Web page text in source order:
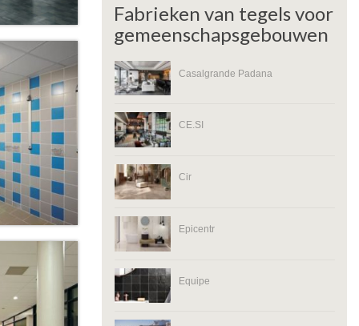
Fabrieken van tegels voor
gemeenschapsgebouwen
Casalgrande Padana
CE.SI
Cir
Epicentr
Equipe